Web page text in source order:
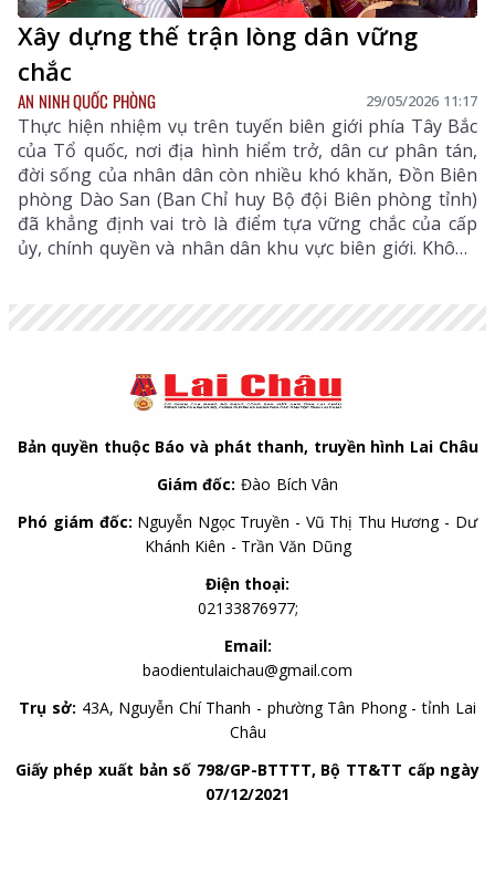
Xây dựng thế trận lòng dân vững
chắc
AN NINH QUỐC PHÒNG 29/05/2026 11:17
Thực hiện nhiệm vụ trên tuyến biên giới phía Tây Bắc
của Tổ quốc, nơi địa hình hiểm trở, dân cư phân tán,
đời sống của nhân dân còn nhiều khó khăn, Đồn Biên
phòng Dào San (Ban Chỉ huy Bộ đội Biên phòng tỉnh)
đã khẳng định vai trò là điểm tựa vững chắc của cấp
ủy, chính quyền và nhân dân khu vực biên giới. Không
Bản quyền thuộc Báo và phát thanh, truyền hình Lai Châu
Giám đốc: Đào Bích Vân
Phó giám đốc: Nguyễn Ngọc Truyền - Vũ Thị Thu Hương - Dư
Khánh Kiên - Trần Văn Dũng
Điện thoại:
02133876977;
Email:
baodientulaichau@gmail.com
Trụ sở: 43A, Nguyễn Chí Thanh - phường Tân Phong - tỉnh Lai
Châu
Giấy phép xuất bản số 798/GP-BTTTT, Bộ TT&TT cấp ngày
07/12/2021